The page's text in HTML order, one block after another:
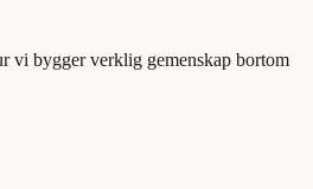
vi bygger verklig gemenskap bortom